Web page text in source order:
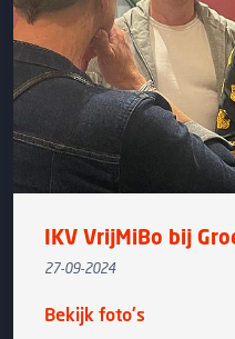
IKV VrijMiBo bij
27-09-2024
Bekijk foto's